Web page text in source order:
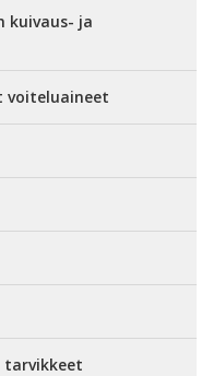
ja
voiteluaineet
tarvikkeet